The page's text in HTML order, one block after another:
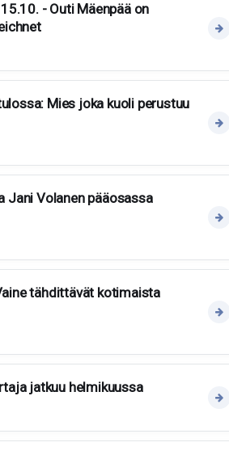
- Outi Mäenpää on
Mies joka kuoli perustuu
Jani Volanen pääosassa
tähdittävät kotimaista
jatkuu helmikuussa